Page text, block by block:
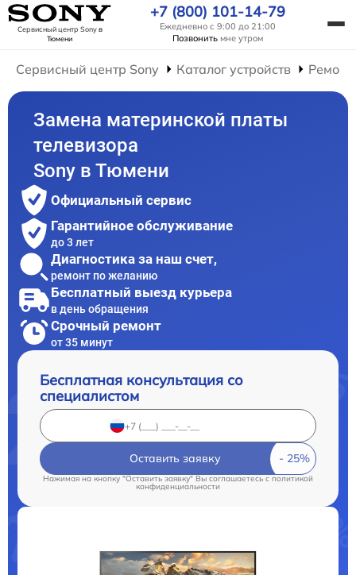
Сервисный центр Sonyв
Тюмени
+7 (800) 101-14-79
Ежедневно с 9:00 до 21:00
Позвонить мне утром
Сервисный центр Sony Каталог устройств Ремонт
Замена материнской платы
телевизора
Sony в Тюмени
Официальный сервис
Гарантийное обслуживание
до 3 лет
Диагностика за наш счет,
ремонт по желанию
Бесплатный выезд курьера
в день обращения
Срочный ремонт
от 35 минут
Бесплатная консультация со
специалистом
Оставить заявку
Нажимая на кнопку "Оставить заявку" Вы соглашаетесь cполитикой
конфиденциальности